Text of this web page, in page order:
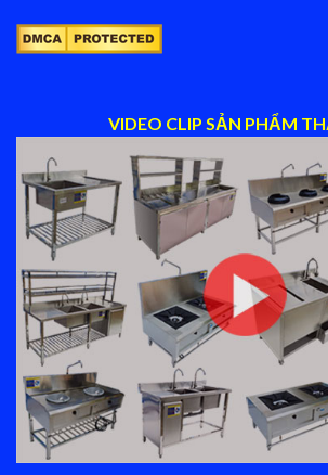
VIDEO CLIP SẢN PHẨM